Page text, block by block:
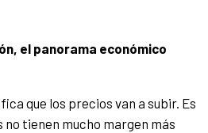
el panorama económico
que los precios van a subir. Es
tienen mucho margen más